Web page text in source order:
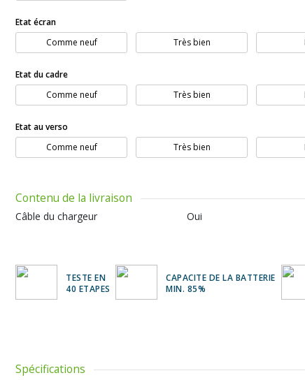
Etat écran
Comme neuf
Très bien
Etat du cadre
Comme neuf
Très bien
Etat au verso
Comme neuf
Très bien
Contenu de la livraison
Câble du chargeur Oui
TESTE EN
40 ETAPES
CAPACITE DE LA BATTERIE
MIN. 85%
Spécifications